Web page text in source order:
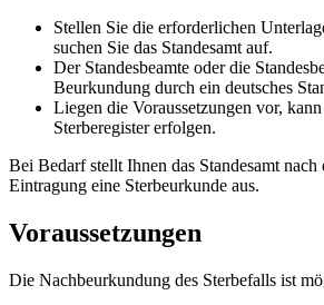
Stellen Sie die erforderlichen
suchen Sie das Standesamt auf.
Der Standesbeamte oder die
Beurkundung durch ein deutsches
Liegen die Voraussetzungen vor,
Sterberegister erfolgen.
Bei Bedarf stellt Ihnen das Standesamt
Eintragung eine Sterbeurkunde aus.
Voraussetzungen
Die Nachbeurkundung des Sterbefalls ist